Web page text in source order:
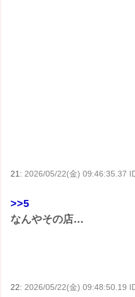
21: 2026/05/22(金) 09:46:35.37
>>5
なんやその店…
22: 2026/05/22(金) 09:48:50.19